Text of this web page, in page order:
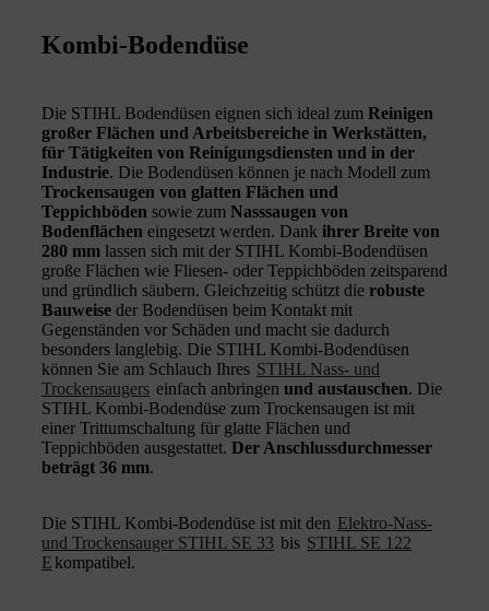
Kombi-Bodendüse
Die STIHL Bodendüsen eignen sich ideal zum Reinigen
großer Flächen und Arbeitsbereiche in Werkstätten,
für Tätigkeiten von Reinigungsdiensten und in der
Industrie. Die Bodendüsen können je nach Modell zum
Trockensaugen von glatten Flächen und
Teppichböden sowie zum Nasssaugen von
Bodenflächen eingesetzt werden. Dank ihrer Breite von
280 mm lassen sich mit der STIHL Kombi-Bodendüsen
große Flächen wie Fliesen- oder Teppichböden zeitsparend
und gründlich säubern. Gleichzeitig schützt die robuste
Bauweise der Bodendüsen beim Kontakt mit
Gegenständen vor Schäden und macht sie dadurch
besonders langlebig. Die STIHL Kombi-Bodendüsen
können Sie am Schlauch Ihres STIHL Nass- und
Trockensaugers einfach anbringen und austauschen. Die
STIHL Kombi-Bodendüse zum Trockensaugen ist mit
einer Trittumschaltung für glatte Flächen und
Teppichböden ausgestattet. Der Anschlussdurchmesser
beträgt 36 mm.
Die STIHL Kombi-Bodendüse ist mit den Elektro-Nass-
und Trockensauger STIHL SE 33 bis STIHL SE 122
E kompatibel.